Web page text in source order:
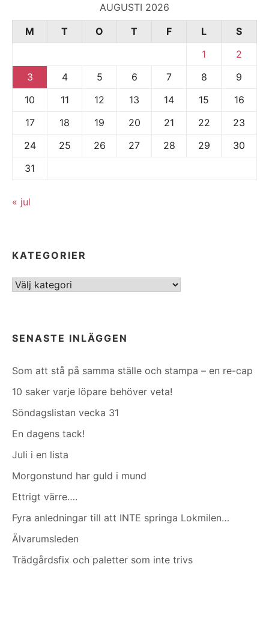
AUGUSTI 2026
M
T O T F L
S
1
2
3
4 5 6 7 8
9
10
11 12 13 14 15
16
17
18 19 20 21 22
23
24
25 26 27 28 29
30
31
« jul
KATEGORIER
Kategorier
SENASTE INLÄGGEN
Som att stå på samma ställe och stampa – en re-cap
10 saker varje löpare behöver veta!
Söndagslistan vecka 31
En dagens tack!
Juli i en lista
Morgonstund har guld i mund
Ettrigt värre….
Fyra anledningar till att INTE springa Lokmilen…
Älvarumsleden
Trädgårdsfix och paletter som inte trivs